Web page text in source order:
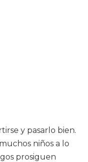
y pasarlo bien.
niños a lo
prosiguen